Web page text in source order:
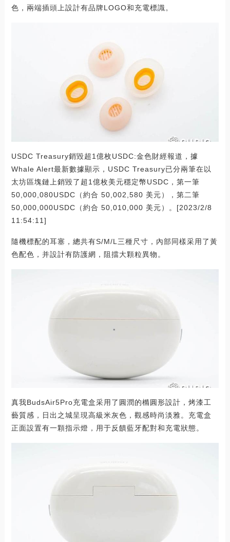
色，兩端插頭上設計有品牌LOGO和充電標識。
USDC Treasury銷毀超1億枚USDC:金色財經報道，據
Whale Alert最新數據顯示，USDC Treasury已分兩筆在以
太坊區塊鏈上銷毀了超1億枚美元穩定幣USDC，第一筆
50,000,080USDC（約合 50,002,580 美元），第二筆
50,000,000USDC（約合 50,010,000 美元）。[2023/2/8
11:54:11]
隨機標配的耳塞，總共有S/M/L三種尺寸，內部同樣采用了黃
色配色，并設計有防護網，阻擋大顆粒異物。
真我BudsAir5Pro充電盒采用了圓潤的橢圓形設計，烤漆工
藝質感，日出之城呈現高級米灰色，觀感時尚淡雅。充電盒
正面設置有一顆指示燈，用于反饋藍牙配對和充電狀態。